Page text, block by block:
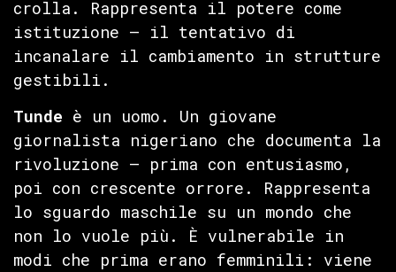
crolla. Rappresenta il potere come
istituzione — il tentativo di
incanalare il cambiamento in strutture
gestibili.
Tunde è un uomo. Un giovane
giornalista nigeriano che documenta la
rivoluzione — prima con entusiasmo,
poi con crescente orrore. Rappresenta
lo sguardo maschile su un mondo che
non lo vuole più. È vulnerabile in
modi che prima erano femminili: viene